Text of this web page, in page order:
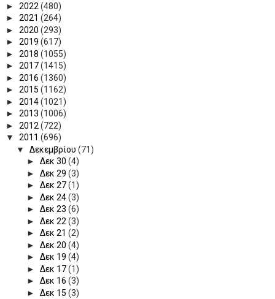
► 2022 (480)
► 2021 (264)
► 2020 (293)
► 2019 (617)
► 2018 (1055)
► 2017(1415)
► 2016 (1360)
► 2015 (1162)
► 2014(1021)
► 2013 (1006)
► 2012 (722)
▼ 2011 (696)
▼ Δεκεμβρίου (71)
► Δεκ 30 (4)
► Δεκ 29 (3)
► Δεκ 27(1)
► Δεκ 24(3)
► Δεκ 23 (6)
► Δεκ 22 (3)
► Δεκ 21 (2)
► Δεκ 20 (4)
► Δεκ 19 (4)
► Δεκ 17(1)
► Δεκ 16 (3)
► Δεκ 15 (3)